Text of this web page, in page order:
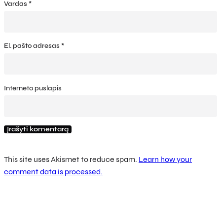
Vardas *
El. pašto adresas *
Interneto puslapis
This site uses Akismet to reduce spam. Learn how your
comment data is processed.